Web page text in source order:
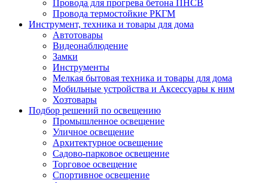
Провода для прогрева бетона ПНСВ
Провода термостойкие РКГМ
Инструмент, техника и товары для дома
Автотовары
Видеонаблюдение
Замки
Инструменты
Мелкая бытовая техника и товары для дома
Мобильные устройства и Аксессуары к ним
Хозтовары
Подбор решений по освещению
Промышленное освещение
Уличное освещение
Архитектурное освещение
Садово-парковое освещение
Торговое освещение
Спортивное освещение